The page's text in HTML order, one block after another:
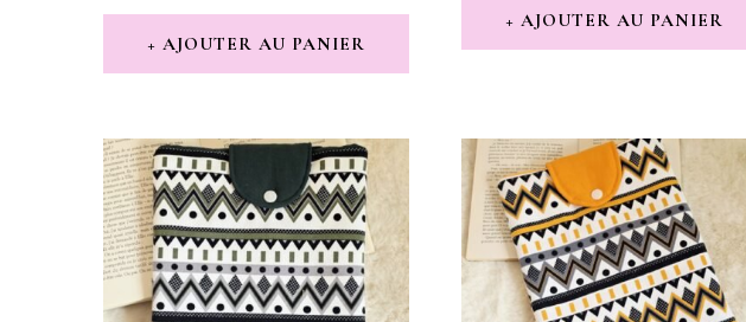
AJOUTER AU PANIER
AJOUTER AU PANIER